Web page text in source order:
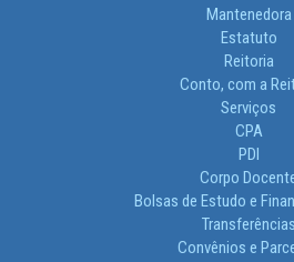
Mantenedora
Estatuto
Reitoria
Conto, com a
Serviços
CPA
PDI
Corpo
Bolsas de Estudo e
Transferências
Convênios e